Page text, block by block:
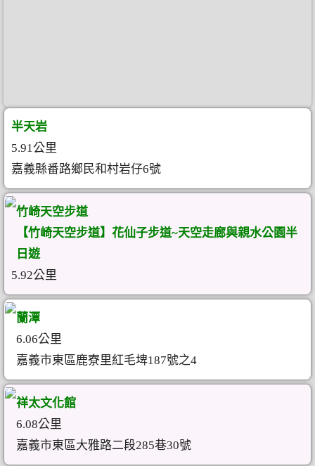
半天岩
5.91公里
嘉義縣番路鄉民和村岩仔6號
竹崎天空步道
【竹崎天空步道】花仙子步道~天空走廊與親水公園半
日遊
5.92公里
蘭潭
6.06公里
嘉義市東區鹿寮里紅毛埤187號之4
祥太文化館
6.08公里
嘉義市東區大雅路二段285巷30號